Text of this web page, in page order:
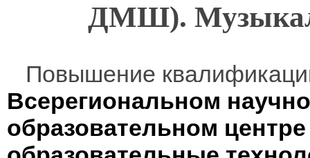
ДМШ).
Повышение
Всерегиональном
образовательном